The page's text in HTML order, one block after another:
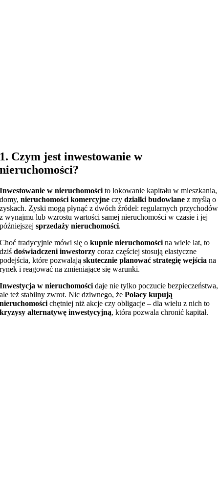
1. Czym jest inwestowanie w
nieruchomości?
Inwestowanie w nieruchomości to lokowanie kapitału w mieszkania,
domy,nieruchomości komercyjne czydziałki budowlane z myślą o
zyskach. Zyski mogą płynąć z dwóch źródeł: regularnych przychodów
z wynajmu lub wzrostu wartości samej nieruchomości w czasie i jej
późniejszejsprzedaży nieruchomości.
Choć tradycyjnie mówi się okupnie nieruchomości na wiele lat, to
dziśdoświadczeni inwestorzy coraz częściej stosują elastyczne
podejścia, które pozwalająskutecznie planować strategię wejścia na
rynek i reagować na zmieniające się warunki.
Inwestycja w nieruchomości daje nie tylko poczucie bezpieczeństwa,
ale też stabilny zwrot. Nic dziwnego, żePolacy kupują
nieruchomości chętniej niż akcje czy obligacje – dla wielu z nich to
kryzysy alternatywę inwestycyjną, która pozwala chronić kapitał.